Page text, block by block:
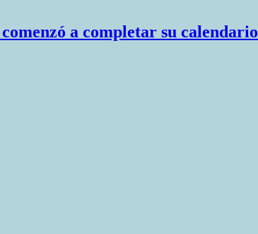
a completar su calendario